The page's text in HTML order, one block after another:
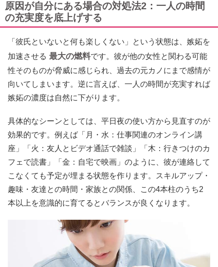
原因が自分にある場合の対処法2：一人の時間
の充実度を底上げする
「彼氏といないと何も楽しくない」という状態は、嫉妬を
加速させる 最大の燃料です。彼が他の女性と関わる可能
性そのものが脅威に感じられ、過去の元カノにまで感情が
向いてしまいます。逆に言えば、一人の時間が充実すれば
嫉妬の濃度は自然に下がります。
具体的なシーンとしては、平日夜の使い方から見直すのが
効果的です。例えば「月・水：仕事関連のオンライン講
座」「火：友人とビデオ通話で雑談」「木：行きつけのカ
フェで読書」「金：自宅で映画」のように、彼が連絡して
こなくても予定が埋まる状態を作ります。スキルアップ・
趣味・友達との時間・家族との関係、この4本柱のうち2
本以上を意識的に育てるとバランスが良くなります。